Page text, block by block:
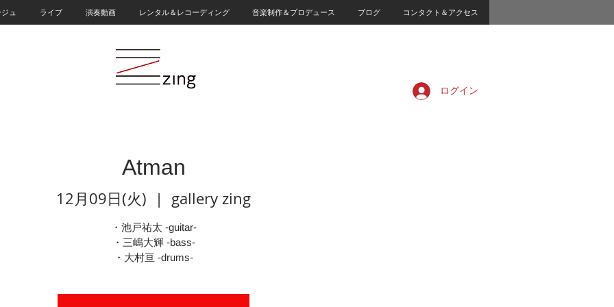
ュ ライブ 演奏動画 レンタル＆レコーディング 音楽制作＆プロデュース ブログ コンタクト＆アクセス
ログイン
Atman
12月09日(火)
  |
gallery zing
・池戸祐太 -guitar-
・三嶋大輝 -bass-
・大村亘 -drums-